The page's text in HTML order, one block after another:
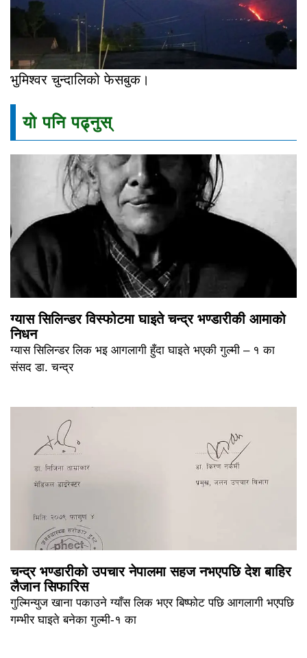
भुमिश्वर चुन्दालिको फेसबुक।
यो पनि पढ्नुस्
ग्यास सिलिन्डर विस्फोटमा घाइते चन्द्र भण्डारीकी आमाको
निधन
ग्यास सिलिन्डर लिक भइ आगलागी हुँदा घाइते भएकी गुल्मी – १ का
संसद डा. चन्द्र
चन्द्र भण्डारीको उपचार नेपालमा सहज नभएपछि देश बाहिर
लैजान सिफारिस
गुल्मिन्युज खाना पकाउने ग्याँस लिक भएर बिष्फोट पछि आगलागी भएपछि
गम्भीर घाइते बनेका गुल्मी-१ का